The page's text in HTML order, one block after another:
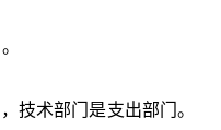
技术部门是支出部门。
下一个阶段了。 2.
。 3.盈利了，是业
的速度永远跟不上